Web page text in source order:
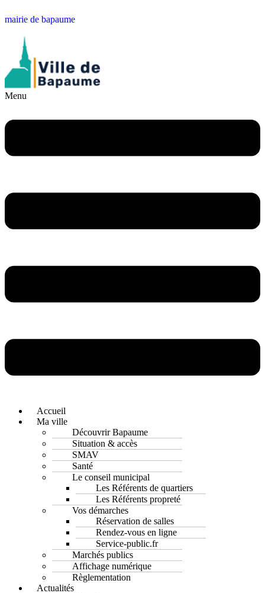
mairie de bapaume
Menu
Accueil
Ma ville
Découvrir Bapaume
Situation & accès
SMAV
Santé
Le conseil municipal
Les Référents de quartiers
Les Référents propreté
Vos démarches
Réservation de salles
Rendez-vous en ligne
Service-public.fr
Marchés publics
Affichage numérique
Règlementation
Actualités